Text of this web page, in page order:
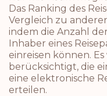
Das Ranking des
Vergleich zu
indem die Anzahl
Inhaber eines
einreisen können.
berücksichtigt, die
eine elektronische
erteilen.